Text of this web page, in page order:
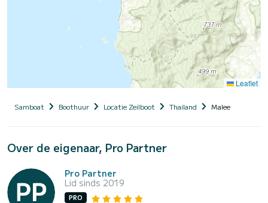
Leaflet
Samboat Boothuur Locatie Zeilboot Thailand Malee
Over de eigenaar, Pro Partner
Pro Partner
Lid sinds 2019
PRO